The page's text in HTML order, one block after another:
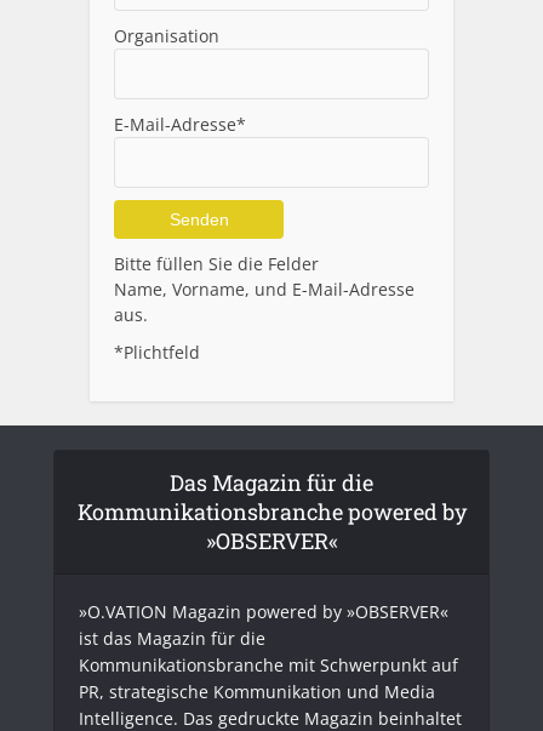
Organisation
E-Mail-Adresse*
Alternative:
Bitte füllen Sie die Felder
Name, Vorname, und E-Mail-Adresse
aus.
*Plichtfeld
Das Magazin für die
Kommunikationsbranche powered by
»OBSERVER«
»O.VATION Magazin powered by »OBSERVER«
ist das Magazin für die
Kommunikationsbranche mit Schwerpunkt auf
PR, strategische Kommunikation und Media
Intelligence. Das gedruckte Magazin beinhaltet